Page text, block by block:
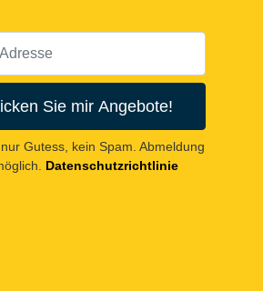
Sie mir Angebote!
Gutess, kein Spam. Abmeldung
Datenschutzrichtlinie